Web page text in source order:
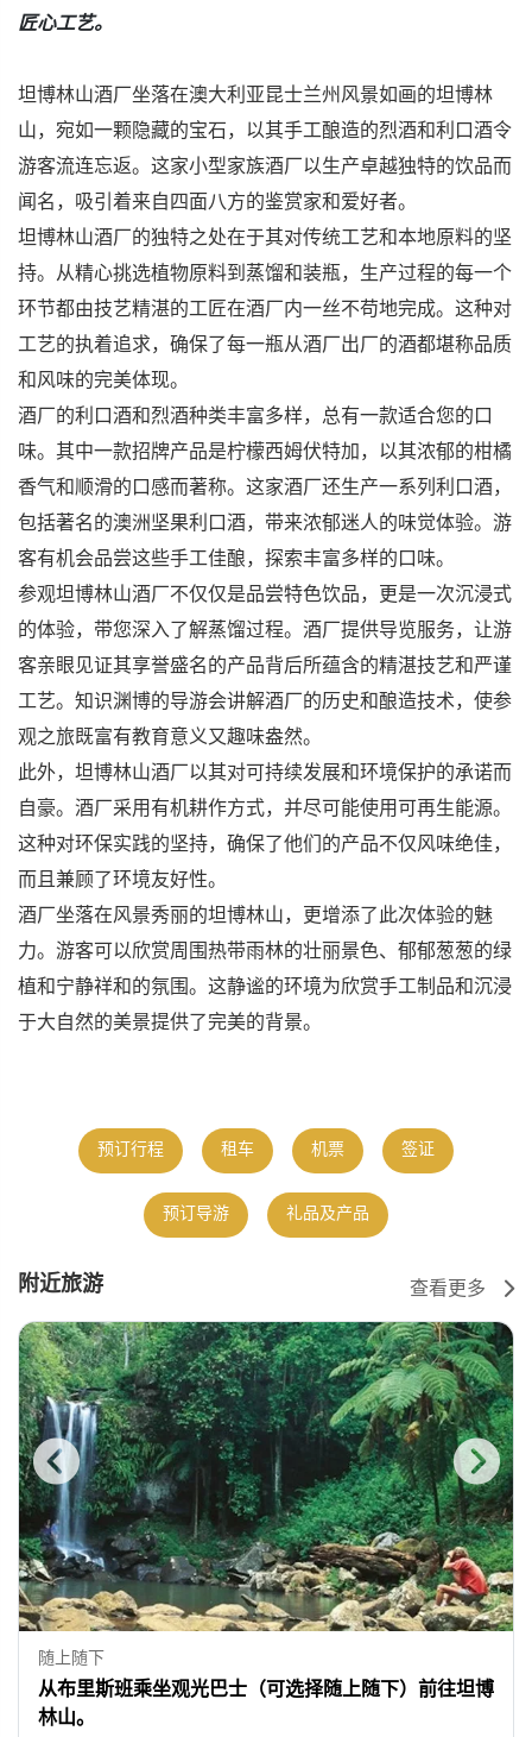
匠心工艺。
坦博林山酒厂坐落在澳大利亚昆士兰州风景如画的坦博林
山，宛如一颗隐藏的宝石，以其手工酿造的烈酒和利口酒令
游客流连忘返。这家小型家族酒厂以生产卓越独特的饮品而
闻名，吸引着来自四面八方的鉴赏家和爱好者。
坦博林山酒厂的独特之处在于其对传统工艺和本地原料的坚
持。从精心挑选植物原料到蒸馏和装瓶，生产过程的每一个
环节都由技艺精湛的工匠在酒厂内一丝不苟地完成。这种对
工艺的执着追求，确保了每一瓶从酒厂出厂的酒都堪称品质
和风味的完美体现。
酒厂的利口酒和烈酒种类丰富多样，总有一款适合您的口
味。其中一款招牌产品是柠檬西姆伏特加，以其浓郁的柑橘
香气和顺滑的口感而著称。这家酒厂还生产一系列利口酒，
包括著名的澳洲坚果利口酒，带来浓郁迷人的味觉体验。游
客有机会品尝这些手工佳酿，探索丰富多样的口味。
参观坦博林山酒厂不仅仅是品尝特色饮品，更是一次沉浸式
的体验，带您深入了解蒸馏过程。酒厂提供导览服务，让游
客亲眼见证其享誉盛名的产品背后所蕴含的精湛技艺和严谨
工艺。知识渊博的导游会讲解酒厂的历史和酿造技术，使参
观之旅既富有教育意义又趣味盎然。
此外，坦博林山酒厂以其对可持续发展和环境保护的承诺而
自豪。酒厂采用有机耕作方式，并尽可能使用可再生能源。
这种对环保实践的坚持，确保了他们的产品不仅风味绝佳，
而且兼顾了环境友好性。
酒厂坐落在风景秀丽的坦博林山，更增添了此次体验的魅
力。游客可以欣赏周围热带雨林的壮丽景色、郁郁葱葱的绿
植和宁静祥和的氛围。这静谧的环境为欣赏手工制品和沉浸
于大自然的美景提供了完美的背景。
预订行程 租车 机票 签证
预订导游 礼品及产品
附近旅游 查看更多
随上随下
从布里斯班乘坐观光巴士（可选择随上随下）前往坦博
林山。